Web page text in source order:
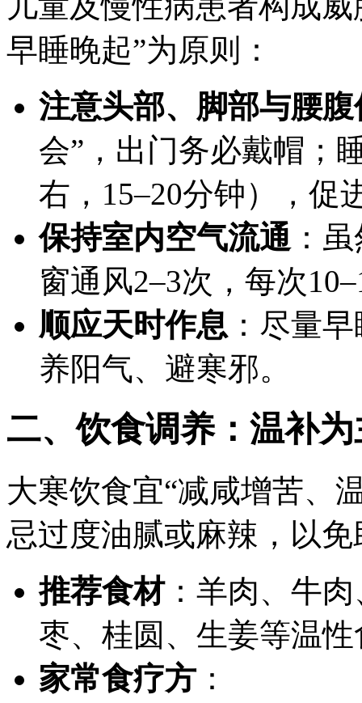
早睡晚起”为原则：
注意头部、脚部与腰腹
会”，出门务必戴帽；
右，15–20分钟），促
保持室内空气流通 ：
窗通风2–3次，每次
顺应天时作息 ：尽量
养阳气、避寒邪。
二、饮食调养：温补
大寒饮食宜“减咸增苦、
忌过度油腻或麻辣，以
推荐食材：羊肉、牛
枣、桂圆、生姜等温
家常食疗方 ：